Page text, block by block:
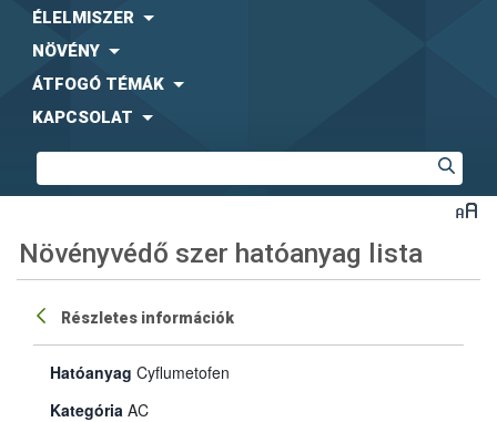
ÉLELMISZER
NÖVÉNY
ÁTFOGÓ TÉMÁK
KAPCSOLAT
Növényvédő szer hatóanyag lista
Részletes információk
Hatóanyag Cyflumetofen
Kategória AC